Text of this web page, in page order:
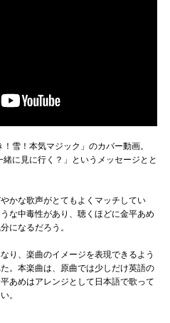
雪！本気マジック」のカバー動画。
に見に行く？」というメッセージとと
かな歌声がとてもよくマッチしてい
な中毒性があり、聴くほどに金平あめ
になるだろう。
り、楽曲のイメージを表現できるよう
。本楽曲は、原曲では少しだけ英語の
あめはアレンジとして日本語で歌って
。